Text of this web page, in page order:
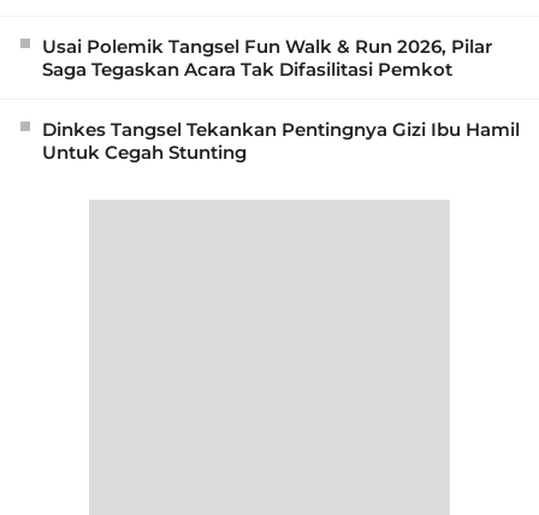
Usai Polemik Tangsel Fun Walk & Run 2026, Pilar
Saga Tegaskan Acara Tak Difasilitasi Pemkot
Dinkes Tangsel Tekankan Pentingnya Gizi Ibu Hamil
Untuk Cegah Stunting